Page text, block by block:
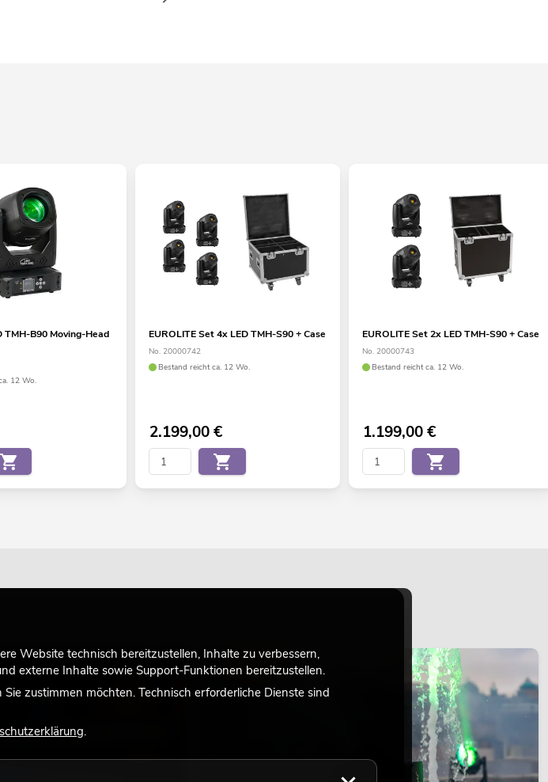
TMH-B90 Moving-Head
12 Wo.
EUROLITE Set 4x LED TMH-S90 + Case
No. 20000742
Bestand reicht ca. 12 Wo.
2.199,00€
EUROLITE Set 2x LED TMH-S90 + Case
No. 20000743
Bestand reicht ca. 12 Wo.
1.199,00€
LICHT
Website technisch bereitzustellen, Inhalte zu verbessern,
externe Inhalte sowie Support-Funktionen bereitzustellen.
zustimmen möchten. Technisch erforderliche Dienste sind
.